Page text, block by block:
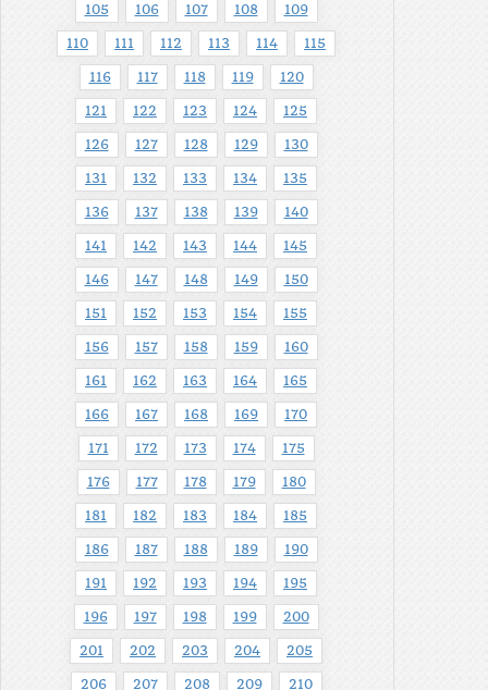
105 106 107 108 109
110 111 112 113 114 115
116 117 118 119 120
121 122 123 124 125
126 127 128 129 130
131 132 133 134 135
136 137 138 139 140
141 142 143 144 145
146 147 148 149 150
151 152 153 154 155
156 157 158 159 160
161 162 163 164 165
166 167 168 169 170
171 172 173 174 175
176 177 178 179 180
181 182 183 184 185
186 187 188 189 190
191 192 193 194 195
196 197 198 199 200
201 202 203 204 205
206 207 208 209 210